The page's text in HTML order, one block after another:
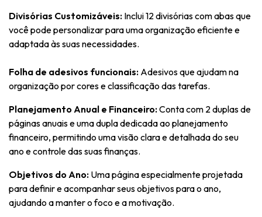
Divisórias Customizáveis: Inclui 12 divisórias com abas que
você pode personalizar para uma organização eficiente e
adaptada às suas necessidades.
Folha de adesivos funcionais: Adesivos que ajudam na
organização por cores e classificação das tarefas.
Planejamento Anual e Financeiro:Conta com 2 duplas de
páginas anuais e uma dupla dedicada ao planejamento
financeiro, permitindo uma visão clara e detalhada do seu
ano e controle das suas finanças.
Objetivos do Ano: Uma página especialmente projetada
para definir e acompanhar seus objetivos para o ano,
ajudando a manter o foco e a motivação.